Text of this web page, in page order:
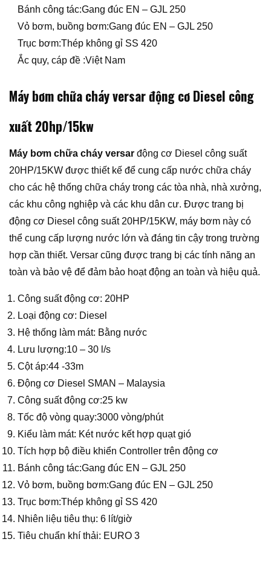
Bánh công tác:Gang đúc EN – GJL 250
Vỏ bơm, buồng bơm:Gang đúc EN – GJL 250
Trục bơm:Thép không gỉ SS 420
Ắc quy, cáp đề :Việt Nam
Máy bơm chữa cháy versar động cơ Diesel công
xuất 20hp/15kw
Máy bơm chữa cháy versar động cơ Diesel công suất
20HP/15KW được thiết kế để cung cấp nước chữa cháy
cho các hệ thống chữa cháy trong các tòa nhà, nhà xưởng,
các khu công nghiệp và các khu dân cư. Được trang bị
động cơ Diesel công suất 20HP/15KW, máy bơm này có
thể cung cấp lượng nước lớn và đáng tin cậy trong trường
hợp cần thiết. Versar cũng được trang bị các tính năng an
toàn và bảo vệ để đảm bảo hoạt động an toàn và hiệu quả.
Công suất động cơ: 20HP
Loại động cơ: Diesel
Hệ thống làm mát: Bằng nước
Lưu lượng:10 – 30 l/s
Cột áp:44 -33m
Động cơ Diesel SMAN – Malaysia
Công suất động cơ:25 kw
Tốc độ vòng quay:3000 vòng/phút
Kiểu làm mát: Két nước kết hợp quạt gió
Tích hợp bộ điều khiển Controller trên động cơ
Bánh công tác:Gang đúc EN – GJL 250
Vỏ bơm, buồng bơm:Gang đúc EN – GJL 250
Trục bơm:Thép không gỉ SS 420
Nhiên liệu tiêu thụ: 6 lít/giờ
Tiêu chuẩn khí thải: EURO 3